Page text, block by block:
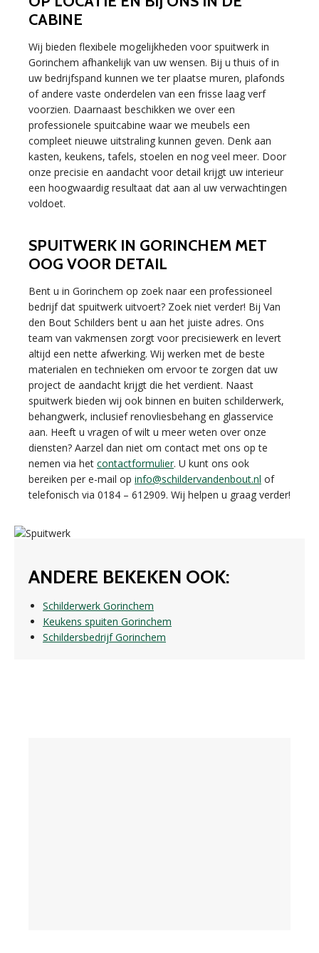
CABINE
Wij bieden flexibele mogelijkheden voor spuitwerk in
Gorinchem afhankelijk van uw wensen. Bij u thuis of in
uw bedrijfspand kunnen we ter plaatse muren, plafonds
of andere vaste onderdelen van een frisse laag verf
voorzien. Daarnaast beschikken we over een
professionele spuitcabine waar we meubels een
compleet nieuwe uitstraling kunnen geven. Denk aan
kasten, keukens, tafels, stoelen en nog veel meer. Door
onze precisie en aandacht voor detail krijgt uw interieur
een hoogwaardig resultaat dat aan al uw verwachtingen
voldoet.
SPUITWERK IN GORINCHEM MET
OOG VOOR DETAIL
Bent u in Gorinchem op zoek naar een professioneel
bedrijf dat spuitwerk uitvoert? Zoek niet verder! Bij Van
den Bout Schilders bent u aan het juiste adres. Ons
team van vakmensen zorgt voor precisiewerk en levert
altijd een nette afwerking. Wij werken met de beste
materialen en technieken om ervoor te zorgen dat uw
project de aandacht krijgt die het verdient. Naast
spuitwerk bieden wij ook binnen en buiten schilderwerk,
behangwerk, inclusief renovliesbehang en glasservice
aan. Heeft u vragen of wilt u meer weten over onze
diensten? Aarzel dan niet om contact met ons op te
nemen via het contactformulier. U kunt ons ook
bereiken per e-mail op info@schildervandenbout.nl of
telefonisch via 0184 – 612909. Wij helpen u graag verder!
ANDERE BEKEKEN OOK:
Schilderwerk Gorinchem
Keukens spuiten Gorinchem
Schildersbedrijf Gorinchem